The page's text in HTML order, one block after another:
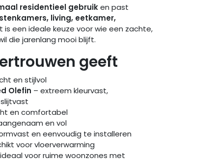
residentieel gebruiken past
living, eetkamer,
is een ideale keuze voor wie een zachte,
die jarenlang mooi blijft.
geeft
en stijlvol
Olefin – extreem kleurvast,
en comfortabel
en vol
en eenvoudig te installeren
voor vloerverwarming
voor ruime woonzones met